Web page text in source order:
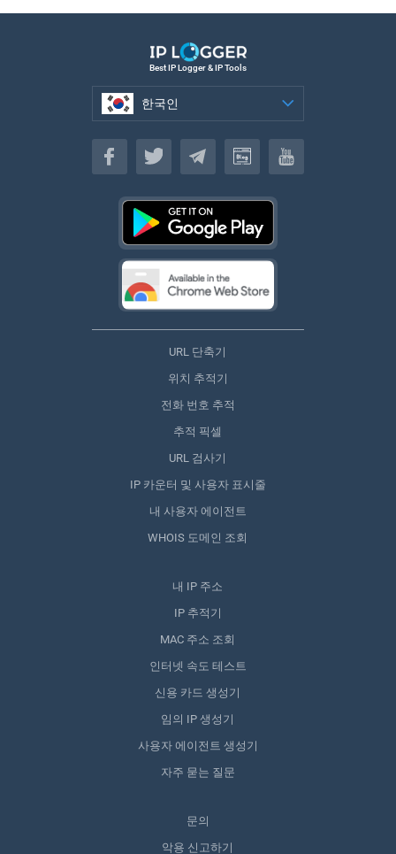
Best IP Logger & IP Tools
한국인
한국인
URL 단축기
위치 추적기
전화 번호 추적
추적 픽셀
URL 검사기
IP 카운터 및 사용자 표시줄
내 사용자 에이전트
WHOIS 도메인 조회
내 IP 주소
IP 추적기
MAC 주소 조회
인터넷 속도 테스트
신용 카드 생성기
임의 IP 생성기
사용자 에이전트 생성기
자주 묻는 질문
문의
악용 신고하기